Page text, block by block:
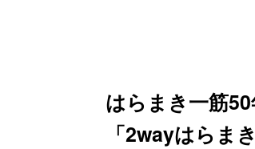
はらまき一筋
「2wayはら